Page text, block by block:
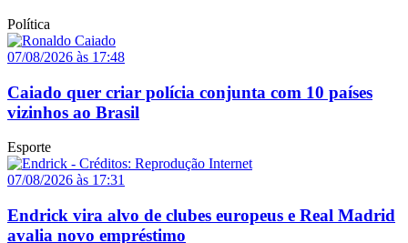
Política
07/08/2026 às 17:48
Caiado quer criar polícia conjunta com 10 países
vizinhos ao Brasil
Esporte
07/08/2026 às 17:31
Endrick vira alvo de clubes europeus e Real Madrid
avalia novo empréstimo